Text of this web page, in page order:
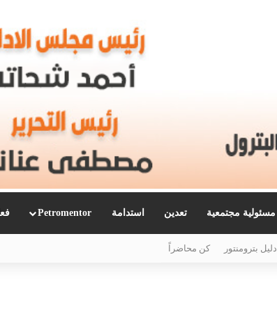
مسئولية مجتمعية تعدين استدامة Petromentor
دليل بترومنتور كن محاضراً